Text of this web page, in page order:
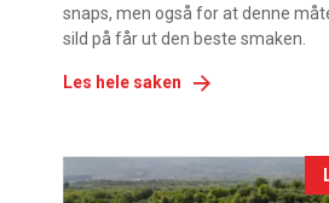
snaps, men også for at denne
sild på får ut den beste smaken.
Les hele saken
Events